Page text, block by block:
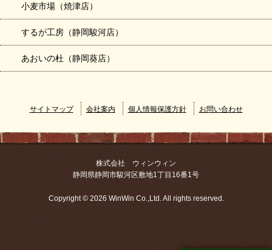
小麦市場（焼津店）
するが工房（静岡駿河店）
あおいの杜（静岡葵店）
サイトマップ 会社案内 個人情報保護方針 お問い合わせ
株式会社 ウィンウィン
静岡県静岡市駿河区敷地1丁目16番1号
Copyright © 2026 WinWin Co.,Ltd. All rights reserved.